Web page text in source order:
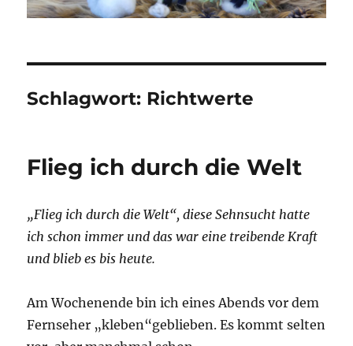
Schlagwort: Richtwerte
Flieg ich durch die Welt
„Flieg ich durch die Welt“, diese Sehnsucht hatte
ich schon immer und das war eine treibende Kraft
und blieb es bis heute.
Am Wochenende bin ich eines Abends vor dem
Fernseher „kleben“geblieben. Es kommt selten